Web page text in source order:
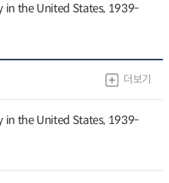
in the United States, 1939-
더보기
in the United States, 1939-